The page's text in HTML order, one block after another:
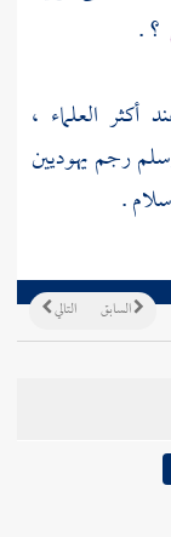
؟ .
أكثر العلماء ،
رجم يهوديين
.
التالي السابق